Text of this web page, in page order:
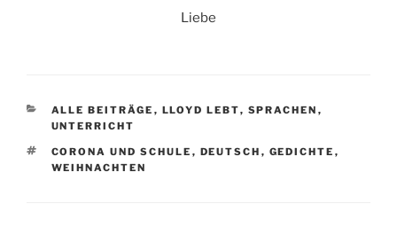
Liebe
KATEGORIEN
ALLE BEITRÄGE , LLOYD LEBT, SPRACHEN ,
UNTERRICHT
SCHLAGWÖRTER
CORONA UND SCHULE , DEUTSCH , GEDICHTE ,
WEIHNACHTEN